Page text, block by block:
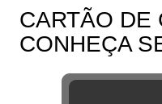
CARTÃO DE
CONHEÇA